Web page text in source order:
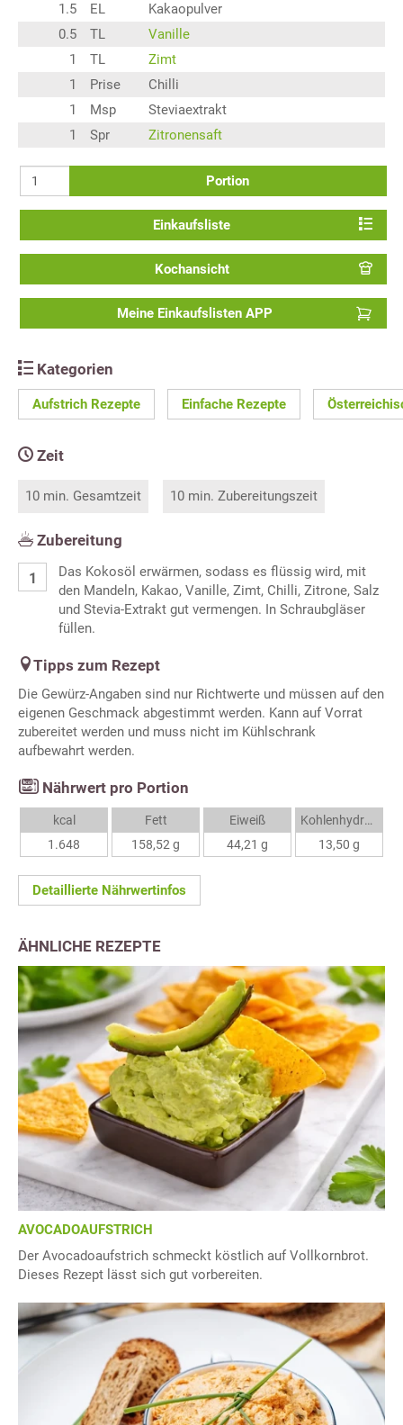
1.5
EL
Kakaopulver
0.5
TL
Vanille
1
TL
Zimt
1
Prise
Chilli
1
Msp
Steviaextrakt
1
Spr Zitronensaft
Portion
Einkaufsliste
Kochansicht
Meine Einkaufslisten APP
Kategorien
Aufstrich Rezepte Einfache Rezepte
Zeit
10 min. Gesamtzeit 10 min. Zubereitungszeit
Zubereitung
Das Kokosöl erwärmen, sodass es flüssig wird, mit
den Mandeln, Kakao, Vanille, Zimt, Chilli, Zitrone, Salz
und Stevia-Extrakt gut vermengen. In Schraubgläser
füllen.
Tipps zum Rezept
Die Gewürz-Angaben sind nur Richtwerte und müssen auf den
eigenen Geschmack abgestimmt werden. Kann auf Vorrat
zubereitet werden und muss nicht im Kühlschrank
aufbewahrt werden.
Nährwert pro Portion
kcal
1.648
Fett
158,52 g
Eiweiß
44,21 g
Kohlenhydrate
13,50 g
Detaillierte Nährwertinfos
ÄHNLICHE REZEPTE
AVOCADOAUFSTRICH
Der Avocadoaufstrich schmeckt köstlich auf Vollkornbrot.
Dieses Rezept lässt sich gut vorbereiten.